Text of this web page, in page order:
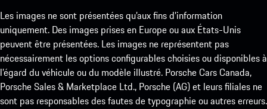
Les images ne sont présentées qu’aux fins d’information
uniquement. Des images prises en Europe ou aux États-Unis
peuvent être présentées. Les images ne représentent pas
nécessairement les options configurables choisies ou disponibles à
l’égard du véhicule ou du modèle illustré. Porsche Cars Canada,
Porsche Sales & Marketplace Ltd., Porsche (AG) et leurs filiales ne
sont pas responsables des fautes de typographie ou autres erreurs.